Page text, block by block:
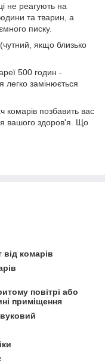
не реагують на
та тварин, а
писку.
якщо близько
500 годин -
легко замінюється
комарів позбавить вас
вашого здоров'я. Що
від комарів
повітрі або
приміщення